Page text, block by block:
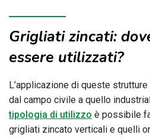
Grigliati zincati:
essere utilizzati?
L’applicazione di queste
dal campo civile a quello
tipologia di utilizzo è possibile
grigliati zincato verticali e quelli